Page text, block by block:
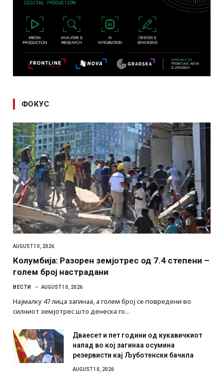
ФОКУС
AUGUST 10, 2026
Колумбија: Разорен земјотрес од 7.4 степени –
голем број настрадани
ВЕСТИ AUGUST 10, 2026
Најмалку 47 лица загинаа, а голем број се повредени во
силниот земјотрес што денеска го…
Дваесет и пет години од кукавичкиот
напад во кој загинаа осумина
резервисти кај Љуботенски бачила
AUGUST 10, 2026